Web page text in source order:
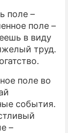
поле –
поле –
в виду
труд.
поле во
события.
–